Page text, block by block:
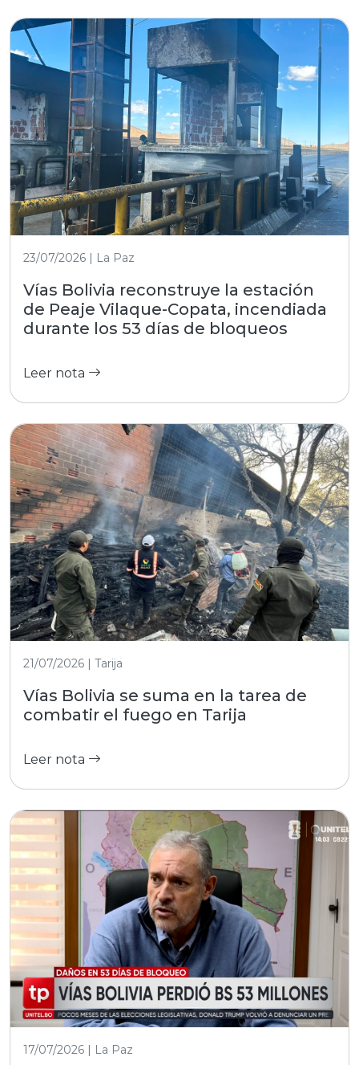
23/07/2026 | La Paz
Vías Bolivia reconstruye la estación
de Peaje Vilaque-Copata, incendiada
durante los 53 días de bloqueos
Leer nota
21/07/2026 | Tarija
Vías Bolivia se suma en la tarea de
combatir el fuego en Tarija
Leer nota
17/07/2026 | La Paz